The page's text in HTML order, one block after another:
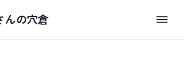
んの穴倉